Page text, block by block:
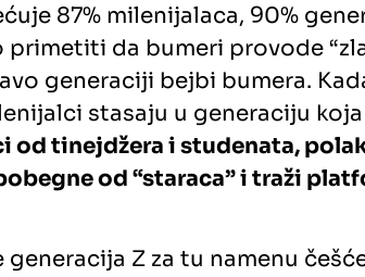
87% milenijalaca, 90%
da bumeri provode
generaciji bejbi bumera.
stasaju u generaciju
tinejdžera i studenata,
od “staraca” i traži
Z za tu namenu